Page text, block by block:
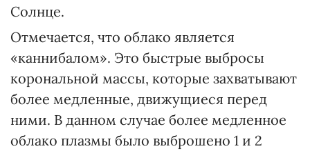
Солнце.
Отмечается, что облако является
«каннибалом». Это быстрые выбросы
корональной массы, которые захватывают
более медленные, движущиеся перед
ними. В данном случае более медленное
облако плазмы было выброшено 1 и 2